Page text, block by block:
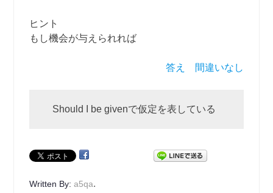
ヒント
もし機会が与えられれば
答え 間違いなし
Should I be givenで仮定を表している
Written By:a5qa.